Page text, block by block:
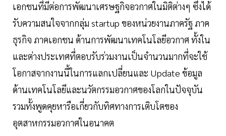
เอกชนที่มีต่อการพัฒนาเศรษฐกิจอวกาศในมิติต่างๆ ซึ่งได้
รับความสนใจจากกลุ่ม startup ของหน่วยงานภาครัฐ ภาค
ธุรกิจ ภาคเอกชน ด้านการพัฒนาเทคโนโลยีอวกาศ ทั้งใน
และต่างประเทศที่ตอบรับร่วมงานเป็นจำนวนมากที่จะใช้
โอกาสจากงานนี้ในการแลกเปลี่ยนและ Update ข้อมูล
ด้านเทคโนโลยีและนวัตกรรมอวกาศของโลกในปัจจุบัน
รวมทั้งพูดคุยหารือเกี่ยวกับทิศทางการเติบโตของ
อุตสาหกรรมอวกาศในอนาคต